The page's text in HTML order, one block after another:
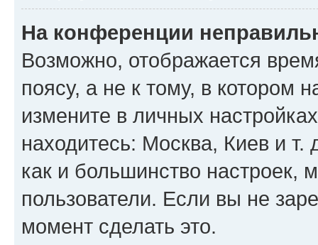
На конференции
Возможно, отображается
поясу, а не к тому, в котором
измените в личных
находитесь: Москва, Киев и т.
как и большинство настроек,
пользователи. Если вы не
момент сделать это.